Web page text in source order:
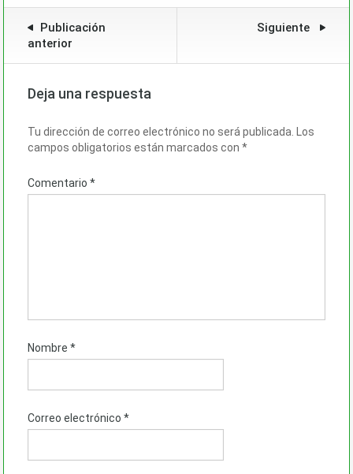
Publicación
anterior
Siguiente
Deja una respuesta
Tu dirección de correo electrónico no será publicada. Los
campos obligatorios están marcados con *
Comentario *
Nombre *
Correo electrónico *